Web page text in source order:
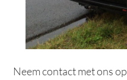
Neem contact met ons op